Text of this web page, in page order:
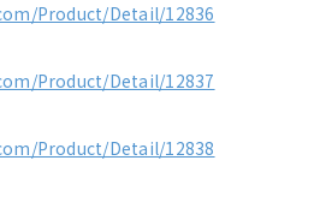
Product/Detail/12836
Product/Detail/12837
Product/Detail/12838